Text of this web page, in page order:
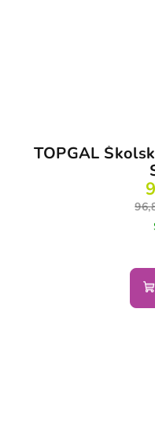
TOPGAL